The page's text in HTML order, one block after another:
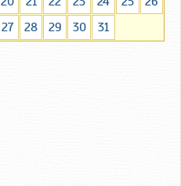
27
28 29 30 31